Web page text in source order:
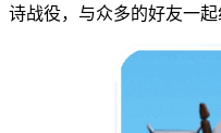
诗战役，与众多的好友一起